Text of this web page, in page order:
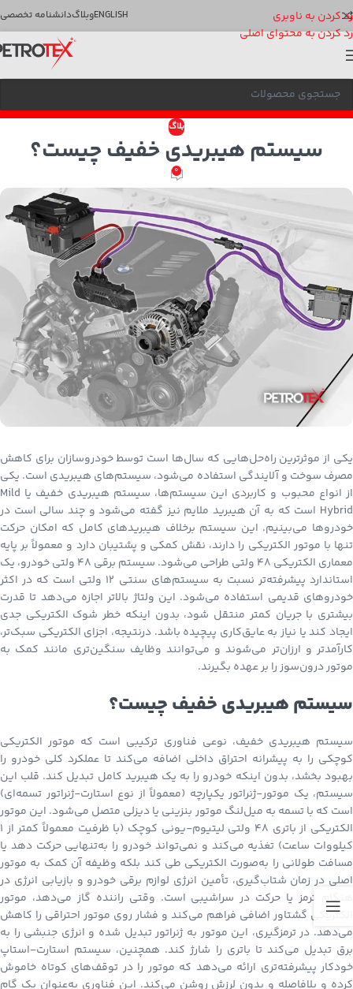
رد کردن به ناوبری
رد کردن به محتوای اصلی
ENGLISHوبلاگدانشنامه تخصصی
بلاگ
سیستم هیبریدی خفیف چیست؟
0
یکی از موثرترین راه‌حل‌هایی که سال‌ها است توسط خودروسازان برای کاهش
مصرف سوخت و آلایندگی استفاده می‌شود، سیستم‌های هیبریدی است. یکی
از انواع محبوب و کاربردی این سیستم‌ها، سیستم هیبریدی خفیف یا Mild
Hybrid است که به آن هیبرید ملایم نیز گفته می‌شود و چند سالی است در
خودروها می‌بینیم. این سیستم برخلاف هیبریدهای کامل که امکان حرکت
تنها با موتور الکتریکی را دارند، نقش کمکی و پشتیبان دارد و معمولاً بر پایه
معماری الکتریکی ۴۸ ولتی طراحی می‌شود. سیستم برقی ۴۸ ولتی خودرو، یک
استاندارد پیشرفته‌تر نسبت به سیستم‌های سنتی ۱۲ ولتی است که در اکثر
خودروهای قدیمی استفاده می‌شود. این ولتاژ بالاتر اجازه می‌دهد تا قدرت
بیشتری با جریان کمتر منتقل شود، بدون اینکه خطر شوک الکتریکی جدی
ایجاد کند یا نیاز به عایق‌کاری پیچیده باشد. درنتیجه، اجزای الکتریکی سبک‌تر،
کارآمدتر و ارزان‌تر می‌شوند و می‌توانند وظایف سنگین‌تری مانند کمک به
موتور درون‌سوز را بر عهده بگیرند.
سیستم هیبریدی خفیف چیست؟
سیستم هیبریدی خفیف، نوعی فناوری ترکیبی است که موتور الکتریکی
کوچکی را به پیشرانه احتراق داخلی اضافه می‌کند تا عملکرد کلی خودرو را
بهبود بخشد، بدون اینکه خودرو را به یک هیبرید کامل تبدیل کند. قلب این
سیستم، یک موتور-ژنراتور یکپارچه (معمولاً از نوع استارت-ژنراتور تسمه‌ای)
است که با تسمه به میل‌لنگ موتور بنزینی یا دیزلی متصل می‌شود. این موتور
الکتریکی از باتری ۴۸ ولتی لیتیوم-یونی کوچک (با ظرفیت معمولاً کمتر از ۱
کیلووات ساعت) تغذیه می‌کند و نمی‌تواند خودرو را به‌تنهایی حرکت دهد یا
مسافت طولانی را به‌صورت الکتریکی طی کند بلکه وظیفه آن کمک به موتور
اصلی در زمان شتاب‌گیری، تأمین انرژی لوازم برقی خودرو و بازیابی انرژی در
هنگام ترمز یا حرکت در سراشیبی است. وقتی راننده گاز می‌دهد، موتور
الکتریکی گشتاور اضافی فراهم می‌کند و فشار روی موتور احتراقی را کاهش
می‌دهد. در ترمزگیری، این موتور به ژنراتور تبدیل شده و انرژی جنبشی را به
برق تبدیل می‌کند تا باتری را شارژ کند. همچنین، سیستم استارت-استاپ
خودکار پیشرفته‌تری ارائه می‌دهد که موتور را در توقف‌های کوتاه خاموش
کرده و بلافاصله و بدون لرزش روشن می‌کند. این فناوری به‌عنوان یک گام